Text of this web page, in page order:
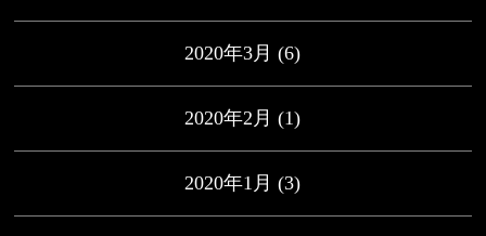
2020年3月 (6)
2020年2月 (1)
2020年1月 (3)